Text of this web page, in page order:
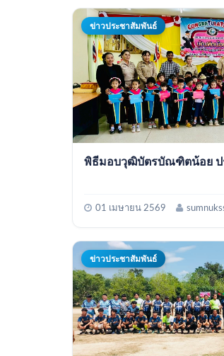
ข่าวประชาสัมพันธ์
พิธีมอบวุฒิบัตรบัณฑิตน้อย ป
01 เมษายน 2569
ข่าวประชาสัมพันธ์